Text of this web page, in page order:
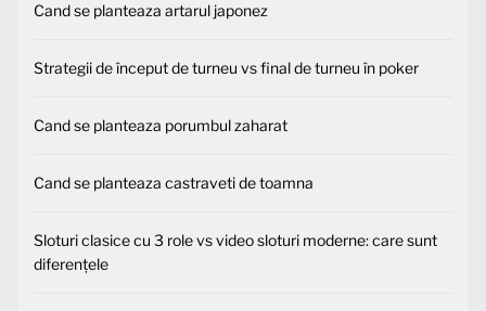
Cand se planteaza artarul japonez
Strategii de început de turneu vs final de turneu în poker
Cand se planteaza porumbul zaharat
Cand se planteaza castraveti de toamna
Sloturi clasice cu 3 role vs video sloturi moderne: care sunt
diferențele